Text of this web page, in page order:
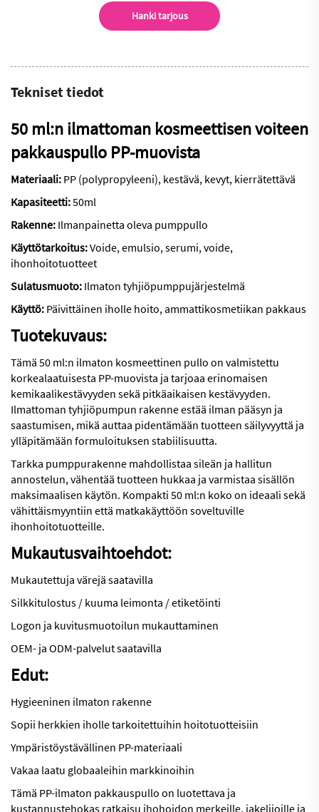
Hanki tarjous
Tekniset tiedot
50 ml:n ilmattoman kosmeettisen voiteen
pakkauspullo PP-muovista
Materiaali: PP (polypropyleeni), kestävä, kevyt, kierrätettävä
Kapasiteetti:50ml
Rakenne: Ilmanpainetta oleva pumppullo
Käyttötarkoitus:Voide, emulsio, serumi, voide,
ihonhoitotuotteet
Sulatusmuoto: Ilmaton tyhjiöpumppujärjestelmä
Käyttö: Päivittäinen iholle hoito, ammattikosmetiikan pakkaus
Tuotekuvaus:
Tämä 50 ml:n ilmaton kosmeettinen pullo on valmistettu
korkealaatuisesta PP-muovista ja tarjoaa erinomaisen
kemikaalikestävyyden sekä pitkäaikaisen kestävyyden.
Ilmattoman tyhjiöpumpun rakenne estää ilman pääsyn ja
saastumisen, mikä auttaa pidentämään tuotteen säilyvyyttä ja
ylläpitämään formuloituksen stabiilisuutta.
Tarkka pumppurakenne mahdollistaa sileän ja hallitun
annostelun, vähentää tuotteen hukkaa ja varmistaa sisällön
maksimaalisen käytön. Kompakti 50 ml:n koko on ideaali sekä
vähittäismyyntiin että matkakäyttöön soveltuville
ihonhoitotuotteille.
Mukautusvaihtoehdot:
Mukautettuja värejä saatavilla
Silkkitulostus / kuuma leimonta / etiketöinti
Logon ja kuvitusmuotoilun mukauttaminen
OEM- ja ODM-palvelut saatavilla
Edut:
Hygieeninen ilmaton rakenne
Sopii herkkien iholle tarkoitettuihin hoitotuotteisiin
Ympäristöystävällinen PP-materiaali
Vakaa laatu globaaleihin markkinoihin
Tämä PP-ilmaton pakkauspullo on luotettava ja
kustannustehokas ratkaisu iho­hoidon merkeille, jakelijoille ja